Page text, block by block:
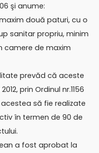
şi anume:
două paturi, cu o
sanitar propriu, minim
camere de maxim
prevăd că aceste
prin Ordinul nr.1156
acestea să fie realizate
în termen de 90 de
a fost aprobat la